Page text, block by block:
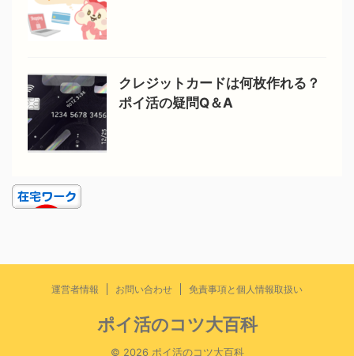
クレジットカードは何枚作れる？
ポイ活の疑問Q＆A
運営者情報 お問い合わせ 免責事項と個人情報取扱い
ポイ活のコツ大百科
© 2026 ポイ活のコツ大百科